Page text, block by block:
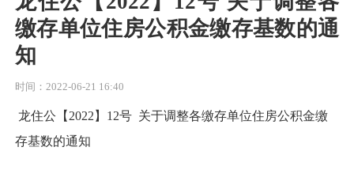
缴存单位住房公积金缴存基数的通
知
时间：2022-06-21 16:40
龙住公【2022】12号 关于调整各缴存单位住房公积金缴
存基数的通知